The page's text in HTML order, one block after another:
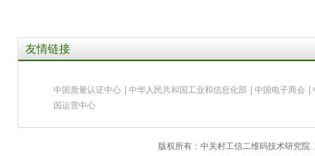
友情链接
中国质量认证中心 中华人民共和国工业和信息化部 中国电子商会
国运营中心
版权所有：中关村工信二维码技术研究院